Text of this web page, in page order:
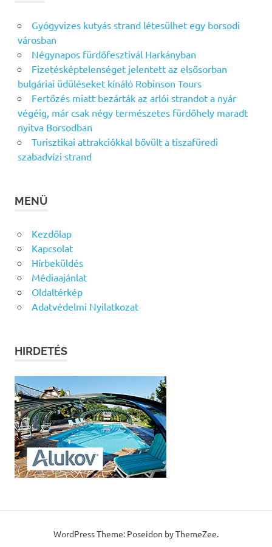
Gyógyvizes kutyás strand létesülhet egy borsodi
városban
Négynapos fürdőfesztivál Harkányban
Fizetésképtelenséget jelentett az elsősorban
bulgáriai üdüléseket kínáló Robinson Tours
Fertőzés miatt bezárták az arlói strandot a nyár
végéig, már csak négy természetes fürdőhely maradt
nyitva Borsodban
Turisztikai attrakciókkal bővült a tiszafüredi
szabadvízi strand
MENÜ
Kezdőlap
Kapcsolat
Hírbeküldés
Médiaajánlat
Oldaltérkép
Adatvédelmi Nyilatkozat
HIRDETÉS
WordPress Theme: Poseidon by ThemeZee.